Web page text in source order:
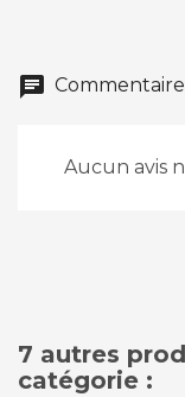
chat
Aucun avis
7 autres
catégorie :